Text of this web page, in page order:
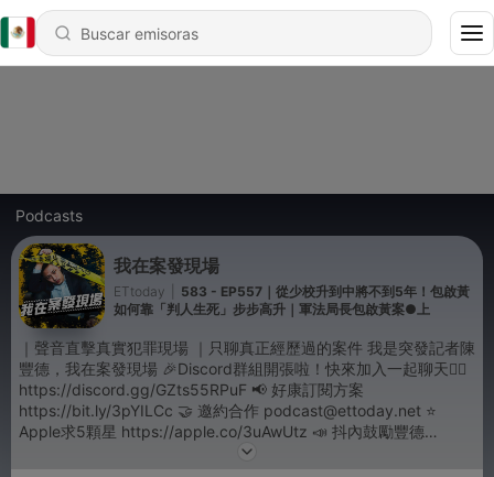
Podcasts
我在案發現場
ETtoday
583 - EP557｜從少校升到中將不到5年！包啟黃
如何靠「判人生死」步步高升｜軍法局長包啟黃案●上
｜聲音直擊真實犯罪現場 ｜只聊真正經歷過的案件 我是突發記者陳
豐德，我在案發現場 🎉Discord群組開張啦！快來加入一起聊天👉🏻
https://discord.gg/GZts55RPuF 📢 好康訂閱方案
https://bit.ly/3pYILCc 🤝 邀約合作 podcast@ettoday.net ⭐
Apple求5顆星 https://apple.co/3uAwUtz 📣 抖內鼓勵豐德
https://bit.ly/2SK5P9G 🙋‍♂️ 來ig找我 https://bit.ly/2GCrgE6 🙋‍♂️ FB